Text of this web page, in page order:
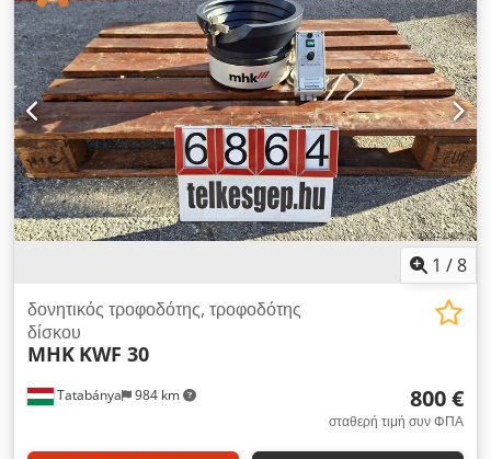
1 /8
Tatabánya 984 km
δονητικός τροφοδότης, τροφοδότης
δίσκου
MHK KWF 30
800 €
σταθερή τιμή συν ΦΠΑ